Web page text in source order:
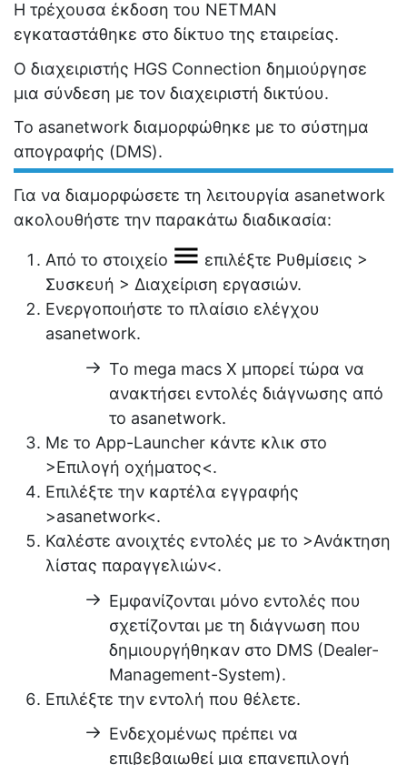
Η τρέχουσα έκδοση του NETMAN
εγκαταστάθηκε στο δίκτυο της εταιρείας.
Ο διαχειριστής HGS Connection δημιούργησε
μια σύνδεση με τον διαχειριστή δικτύου.
Το asanetwork διαμορφώθηκε με το σύστημα
απογραφής (DMS).
Για να διαμορφώσετε τη λειτουργία asanetwork
ακολουθήστε την παρακάτω διαδικασία:
Από το στοιχείο επιλέξτε Ρυθμίσεις >
Συσκευή > Διαχείριση εργασιών.
Ενεργοποιήστε το πλαίσιο ελέγχου
asanetwork.
Το mega macs X μπορεί τώρα να
ανακτήσει εντολές διάγνωσης από
το asanetwork.
Με το App-Launcher κάντε κλικ στο
>Επιλογή οχήματος<.
Επιλέξτε την καρτέλα εγγραφής
>asanetwork<.
Καλέστε ανοιχτές εντολές με το >Ανάκτηση
λίστας παραγγελιών<.
Εμφανίζονται μόνο εντολές που
σχετίζονται με τη διάγνωση που
δημιουργήθηκαν στο DMS (Dealer-
Management-System).
Επιλέξτε την εντολή που θέλετε.
Ενδεχομένως πρέπει να
επιβεβαιωθεί μια επανεπιλογή